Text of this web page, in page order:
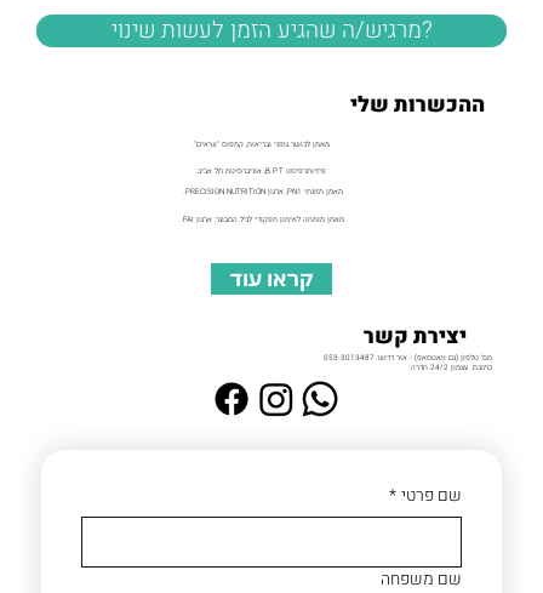
?מרגיש/ה שהגיע הזמן לעשות שינוי
ההכשרות שלי
מאמן לכושר גופני ובריאות, קמפוס "שיאים".
פיזיותרפיסט B.P.T, אוניברסיטת תל אביב.
מאמן תזונתי PN1, ארגון PRECISION NUTRITION.
מאמן מומחה לאימון תפקודי לגיל המבוגר, ארגון FAI.
קראו עוד
יצירת קשר
מס' טלפון (גם וואטסאפ) - אור דדוש: 053-3013487
כתובת: עצמון 24/2 חדרה
שם פרטי *
שם משפחה